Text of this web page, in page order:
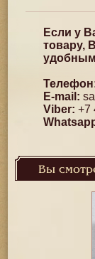
Если у
товару,
E-mail:
Viber: +7
Вы